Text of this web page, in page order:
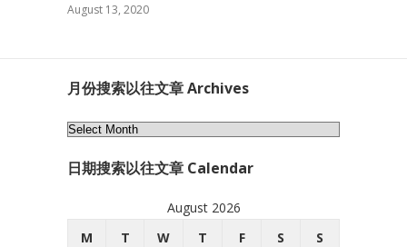
August 13, 2020
月份搜索以往文章 Archives
月
搜
日期搜索以往文章 Calendar
August 2026
M
T W T F S S